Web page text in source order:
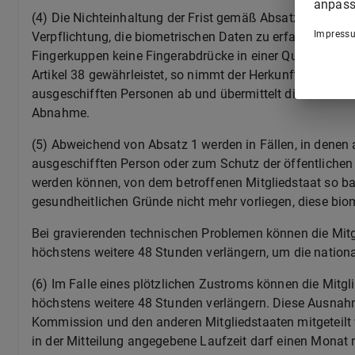
(4) Die Nichteinhaltung der Frist gemäß Absatz 2 des
Verpflichtung, die biometrischen Daten zu erfassen und
Fingerkuppen keine Fingerabdrücke in einer Qualität
Artikel 38 gewährleistet, so nimmt der
ausgeschifften Personen ab und übermittelt diese so
Abnahme.
(5) Abweichend von Absatz 1 werden in Fällen, in
ausgeschifften Person oder zum Schutz der
werden können, von dem betroffenen Mitgliedstaat so
gesundheitlichen Gründe nicht mehr vorliegen, diese
Bei gravierenden technischen Problemen können die
höchstens weitere 48 Stunden verlängern, um die
(6) Im Falle eines plötzlichen Zustroms können die
höchstens weitere 48 Stunden verlängern. Diese
Kommission und den anderen Mitgliedstaaten
in der Mitteilung angegebene Laufzeit darf einen Monat